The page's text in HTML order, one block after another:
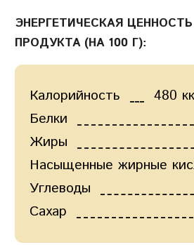
ЭНЕРГЕТИЧЕСКАЯ ЦЕННОСТЬ
ПРОДУКТА (НА 100 Г):
Калорийность
480
Белки
Жиры
Насыщенные жирные
Углеводы
Сахар